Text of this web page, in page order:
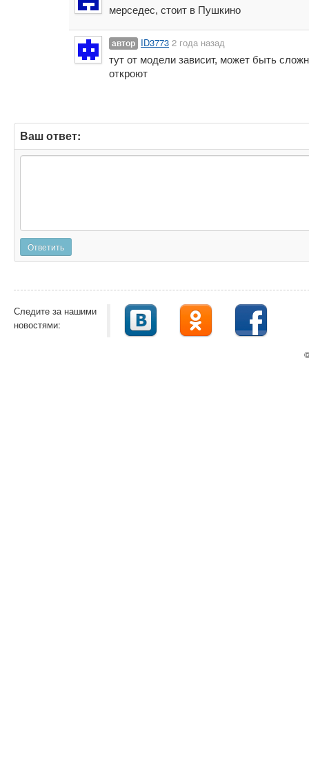
мерседес, стоит в Пушкино
автор ID3773 2 года назад
тут от модели зависит, может быть
откроют
Ваш ответ:
Ответить
Следите за нашими
новостями: